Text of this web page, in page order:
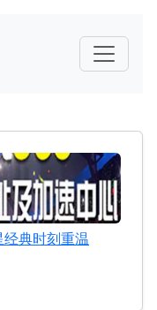
典时刻重温